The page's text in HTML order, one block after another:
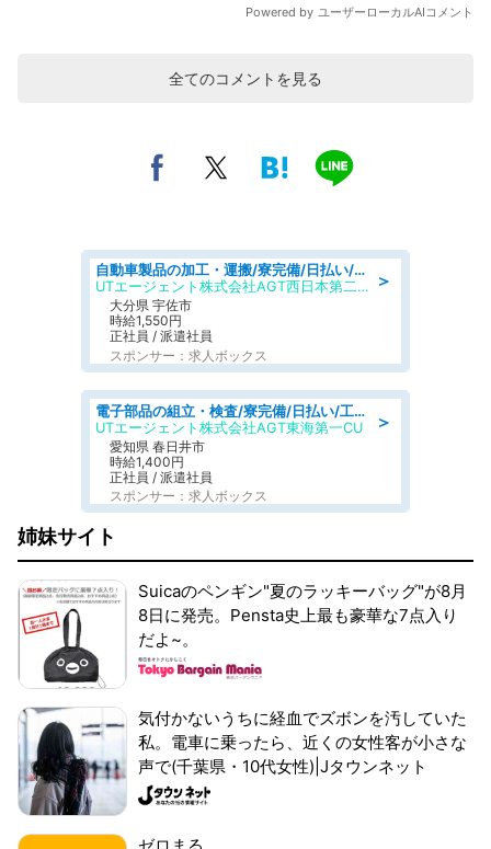
全てのコメントを見る
＞
自動車製品の加工・運搬/寮完備/日払い/工場・製造
UTエージェント株式会社AGT西日本第二CU
大分県 宇佐市
時給1,550円
正社員 / 派遣社員
スポンサー：求人ボックス
＞
電子部品の組立・検査/寮完備/日払い/工場・製造
UTエージェント株式会社AGT東海第一CU
愛知県 春日井市
時給1,400円
正社員 / 派遣社員
スポンサー：求人ボックス
姉妹サイト
Suicaのペンギン"夏のラッキーバッグ"が8月
8日に発売。Pensta史上最も豪華な7点入り
だよ~。
気付かないうちに経血でズボンを汚していた
私。電車に乗ったら、近くの女性客が小さな
声で(千葉県・10代女性)|Jタウンネット